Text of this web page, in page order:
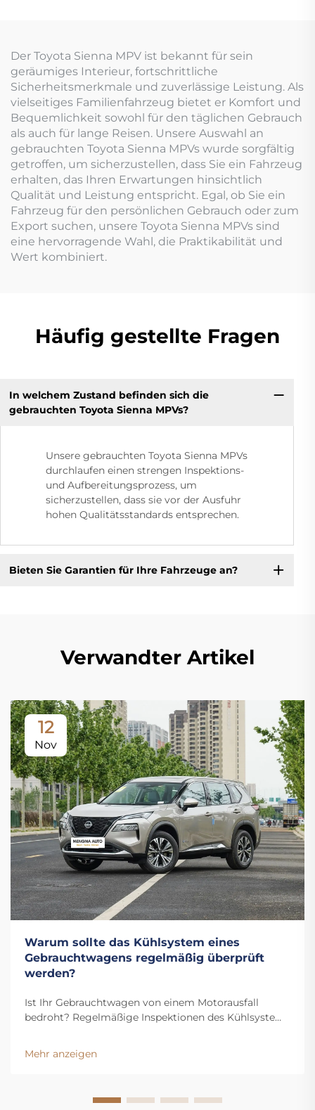
Der Toyota Sienna MPV ist bekannt für sein
geräumiges Interieur, fortschrittliche
Sicherheitsmerkmale und zuverlässige Leistung. Als
vielseitiges Familienfahrzeug bietet er Komfort und
Bequemlichkeit sowohl für den täglichen Gebrauch
als auch für lange Reisen. Unsere Auswahl an
gebrauchten Toyota Sienna MPVs wurde sorgfältig
getroffen, um sicherzustellen, dass Sie ein Fahrzeug
erhalten, das Ihren Erwartungen hinsichtlich
Qualität und Leistung entspricht. Egal, ob Sie ein
Fahrzeug für den persönlichen Gebrauch oder zum
Export suchen, unsere Toyota Sienna MPVs sind
eine hervorragende Wahl, die Praktikabilität und
Wert kombiniert.
Häufig gestellte Fragen
In welchem Zustand befinden sich die
gebrauchten Toyota Sienna MPVs?
Unsere gebrauchten Toyota Sienna MPVs
durchlaufen einen strengen Inspektions-
und Aufbereitungsprozess, um
sicherzustellen, dass sie vor der Ausfuhr
hohen Qualitätsstandards entsprechen.
Bieten Sie Garantien für Ihre Fahrzeuge an?
Verwandter Artikel
12
Nov
Warum sollte das Kühlsystem eines
Gebrauchtwagens regelmäßig überprüft
werden?
Ist Ihr Gebrauchtwagen von einem Motorausfall
bedroht? Regelmäßige Inspektionen des Kühlsystems
und verlängern die Lebensdauer Ihres Fahrzeugs.
Erfahren Sie jetzt die wichtigsten Vorteile.
Mehr anzeigen